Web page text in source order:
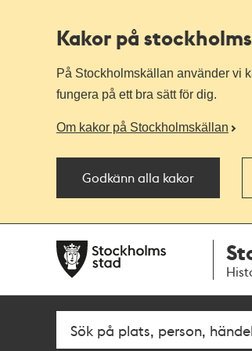
Kakor på
På Stockholmskällan använder vi
fungera på ett bra sätt för dig.
Om kakor på Stockholmskällan
Godkänn alla kakor
navigationen
huvudinnehållet
SökFritextsök